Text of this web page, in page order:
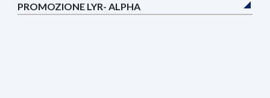
PROMOZIONE LYR- ALPHA